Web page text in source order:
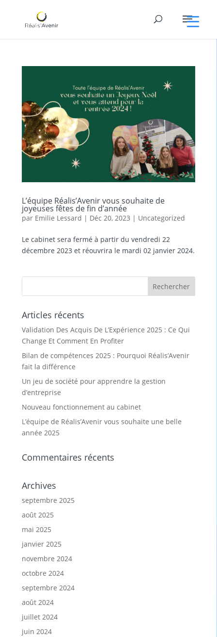
L’équipe Réalis’Avenir vous souhaite de
joyeuses fêtes de fin d’année
par Emilie Lessard | Déc 20, 2023 | Uncategorized
Le cabinet sera fermé à partir du vendredi 22
décembre 2023 et réouvrira le mardi 02 janvier 2024.
Articles récents
Validation Des Acquis De L’Expérience 2025 : Ce Qui
Change Et Comment En Profiter
Bilan de compétences 2025 : Pourquoi Réalis’Avenir
fait la différence
Un jeu de société pour apprendre la gestion
d’entreprise
Nouveau fonctionnement au cabinet
L’équipe de Réalis’Avenir vous souhaite une belle
année 2025
Commentaires récents
Archives
septembre 2025
août 2025
mai 2025
janvier 2025
novembre 2024
octobre 2024
septembre 2024
août 2024
juillet 2024
juin 2024